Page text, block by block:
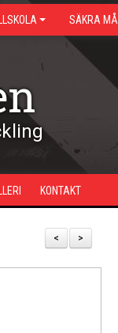
SÄKRA MÅL
KONTAKT
>
<